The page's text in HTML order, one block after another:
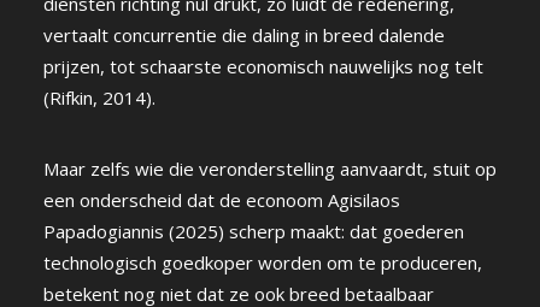
vertaalt concurrentie die daling in breed dalende
prijzen, tot schaarste economisch nauwelijks nog telt
(Rifkin, 2014).
Maar zelfs wie die veronderstelling aanvaardt, stuit op
een onderscheid dat de econoom Agisilaos
Papadogiannis (2025) scherp maakt: dat goederen
technologisch goedkoper worden om te produceren,
betekent nog niet dat ze ook breed betaalbaar